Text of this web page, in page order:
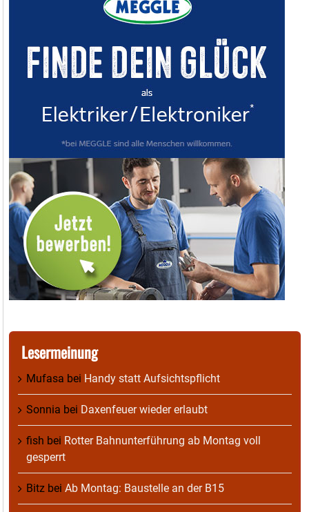
Lesermeinung
Mufasa bei Handy statt Aufsichtspflicht
Sonnia bei Daxenfeuer wieder erlaubt
fish bei Rotter Bahnunterführung ab Montag voll
gesperrt
Bitz bei Ab Montag: Baustelle an der B15